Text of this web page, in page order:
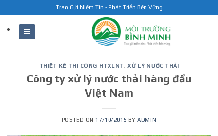
to
content
Trao Gửi Niềm Tin - Phát Triển Bền Vững
THIẾT KẾ THI CÔNG HTXLNT,XỬ LÝ NƯỚC THẢI
Công ty xử lý nước thải hàng đầu
Việt Nam
POSTED ON 17/10/2015 BYADMIN